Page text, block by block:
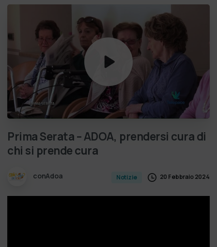
PrimaSerata–ADOA, prendersi curadi
chi si prendecura
conAdoa Notizie 20 Febbraio 2024